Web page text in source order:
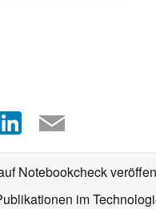
Notebookcheck
im